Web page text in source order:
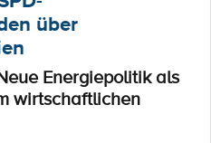
über
Energiepolitik als
wirtschaftlichen